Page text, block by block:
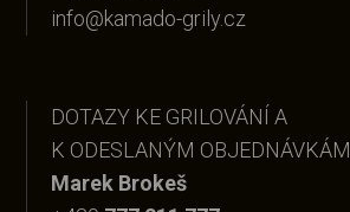
info@kamado-grily.cz
DOTAZY KE GRILOVÁNÍ A
K ODESLANÝM OBJEDNÁVKÁM
Marek Brokeš